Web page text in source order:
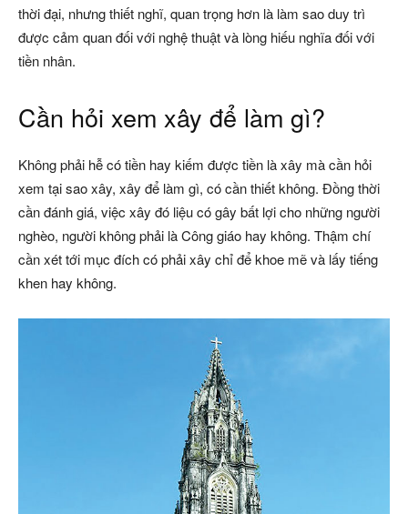
thời đại, nhưng thiết nghĩ, quan trọng hơn là làm sao duy trì
được cảm quan đối với nghệ thuật và lòng hiếu nghĩa đối với
tiền nhân.
Cần hỏi xem xây để làm gì?
Không phải hễ có tiền hay kiếm được tiền là xây mà cần hỏi
xem tại sao xây, xây để làm gì, có cần thiết không. Đồng thời
cần đánh giá, việc xây đó liệu có gây bất lợi cho những người
nghèo, người không phải là Công giáo hay không. Thậm chí
cần xét tới mục đích có phải xây chỉ để khoe mẽ và lấy tiếng
khen hay không.